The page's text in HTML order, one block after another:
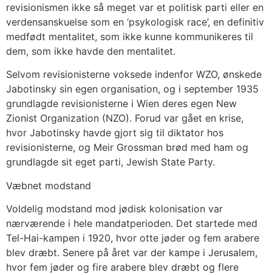
revisionismen ikke så meget var et politisk parti eller en
verdensanskuelse som en ‘psykologisk race’, en definitiv
medfødt mentalitet, som ikke kunne kommunikeres til
dem, som ikke havde den mentalitet.
Selvom revisionisterne voksede indenfor WZO, ønskede
Jabotinsky sin egen organisation, og i september 1935
grundlagde revisionisterne i Wien deres egen New
Zionist Organization (NZO). Forud var gået en krise,
hvor Jabotinsky havde gjort sig til diktator hos
revisionisterne, og Meir Grossman brød med ham og
grundlagde sit eget parti, Jewish State Party.
Væbnet modstand
Voldelig modstand mod jødisk kolonisation var
nærværende i hele mandatperioden. Det startede med
Tel-Hai-kampen i 1920, hvor otte jøder og fem arabere
blev dræbt. Senere på året var der kampe i Jerusalem,
hvor fem jøder og fire arabere blev dræbt og flere